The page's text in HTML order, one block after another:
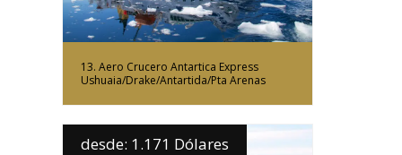
13. Aero Crucero Antartica Express
Ushuaia/Drake/Antartida/Pta Arenas
desde: 1.171 Dólares